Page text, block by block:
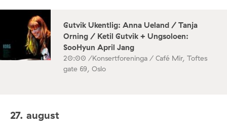
Gutvik Ukentlig: Anna Ueland / Tanja
Orning / Ketil Gutvik + Ungsoloen:
SooHyun April Jang
20:00 /Konsertforeninga / Café Mir, Toftes
gate 69, Oslo
27. august